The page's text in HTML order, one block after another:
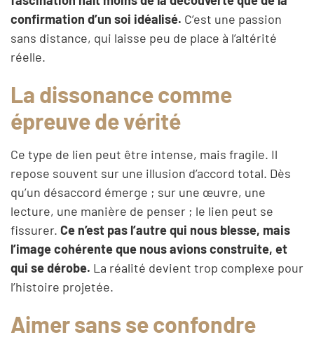
confirmation d’un soi idéalisé. C’est une passion
sans distance, qui laisse peu de place à l’altérité
réelle.
La dissonance comme
épreuve de vérité
Ce type de lien peut être intense, mais fragile. Il
repose souvent sur une illusion d’accord total. Dès
qu’un désaccord émerge ; sur une œuvre, une
lecture, une manière de penser ; le lien peut se
fissurer. Ce n’est pas l’autre qui nous blesse, mais
l’image cohérente que nous avions construite, et
qui se dérobe. La réalité devient trop complexe pour
l’histoire projetée.
Aimer sans se confondre